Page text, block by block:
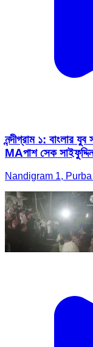
নন্দীগ্রাম ১: বাংলার যুব
MAপাশ সেক সাইফুদ্দিন
Nandigram 1,